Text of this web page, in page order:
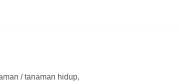
/ tanaman hidup,